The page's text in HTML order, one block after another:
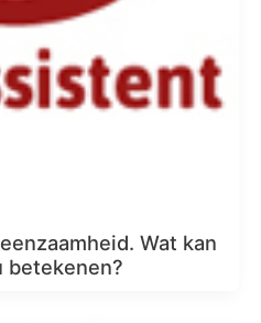
Wat kan
betekenen?